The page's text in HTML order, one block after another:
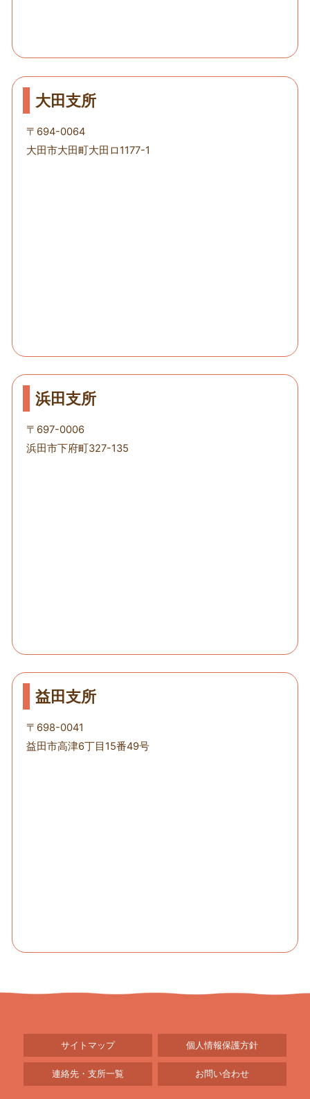
大田支所
〒694-0064
大田市大田町大田ロ1177-1
浜田支所
〒697-0006
浜田市下府町327-135
益田支所
〒698-0041
益田市高津6丁目15番49号
サイトマップ 個人情報保護方針
連絡先・支所一覧 お問い合わせ